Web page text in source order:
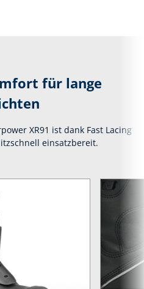
für lange
XR91 ist dank Fast Lacing
einsatzbereit.